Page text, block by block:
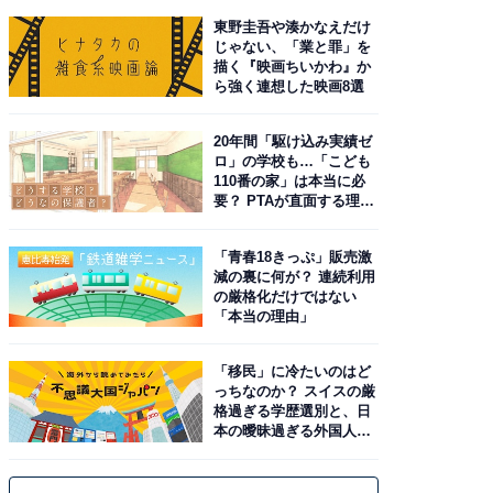
東野圭吾や湊かなえだけ
じゃない、「業と罪」を
描く『映画ちいかわ』か
ら強く連想した映画8選
20年間「駆け込み実績ゼ
ロ」の学校も…「こども
110番の家」は本当に必
要？ PTAが直面する理想
「青春18きっぷ」販売激
減の裏に何が？ 連続利用
の厳格化だけではない
「本当の理由」
「移民」に冷たいのはど
っちなのか？ スイスの厳
格過ぎる学歴選別と、日
本の曖昧過ぎる外国人政